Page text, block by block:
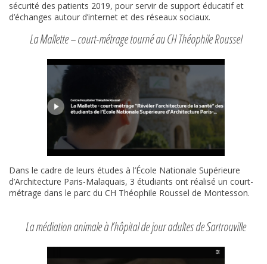
sécurité des patients 2019, pour servir de support éducatif et
d’échanges autour d’internet et des réseaux sociaux.
La Mallette – court-métrage tourné au CH Théophile Roussel
Dans le cadre de leurs études à l’École Nationale Supérieure
d’Architecture Paris-Malaquais, 3 étudiants ont réalisé un court-
métrage dans le parc du CH Théophile Roussel de Montesson.
La médiation animale à l’hôpital de jour adultes de Sartrouville